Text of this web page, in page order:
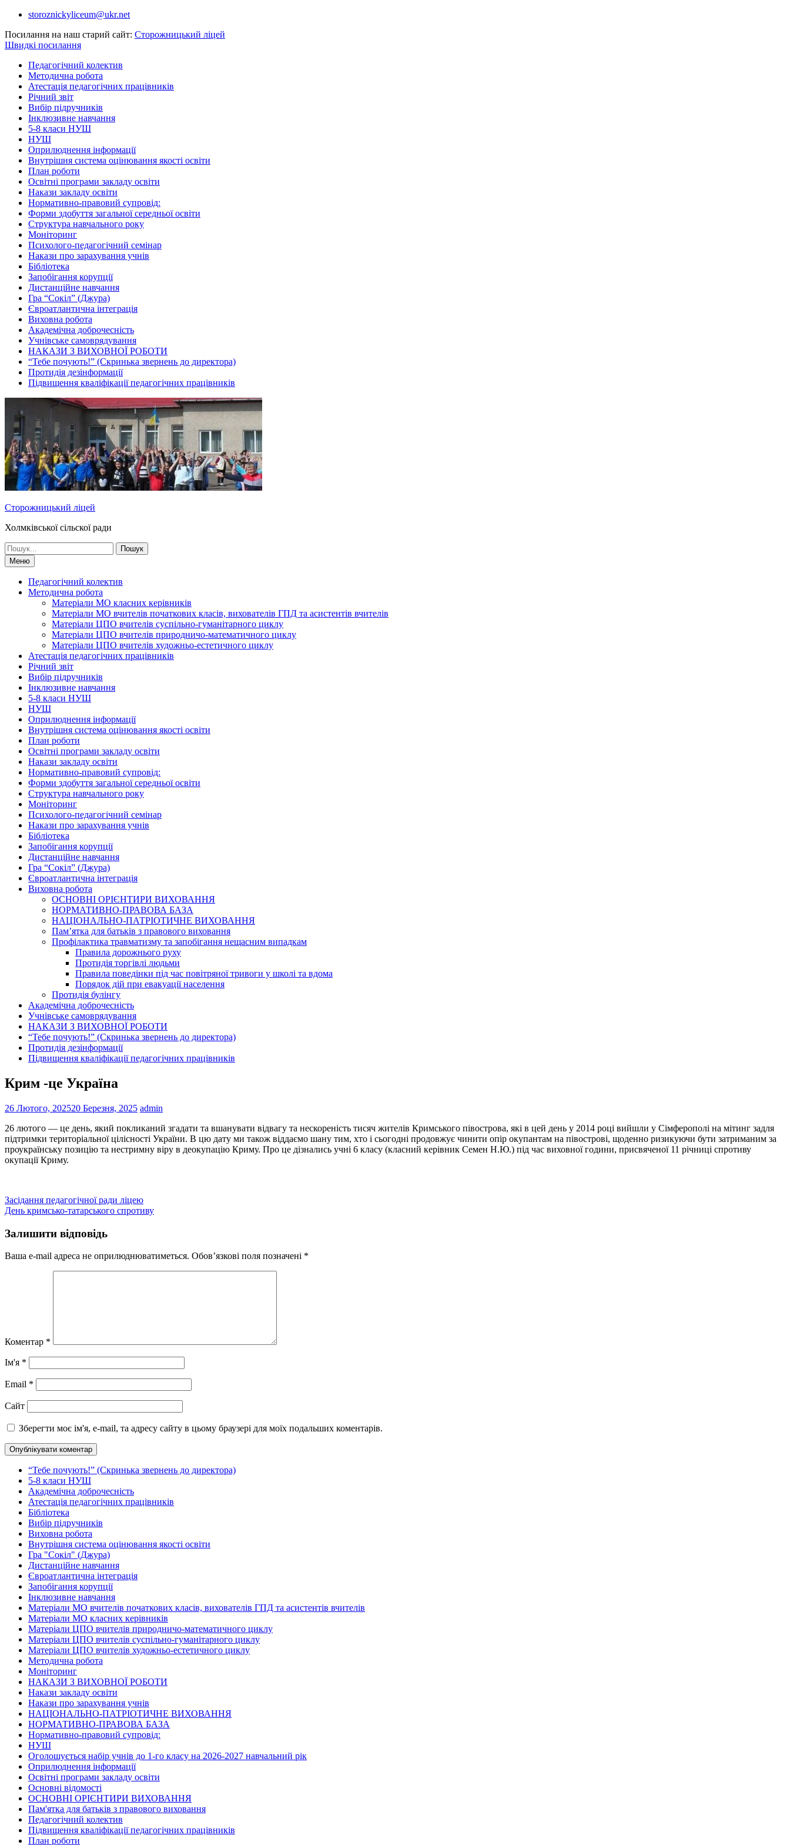
Перейти
вмісту
storoznickyliceum@ukr.net
Посилання на наш старий сайт: Сторожницький ліцей
Швидкі посилання
Педагогічний колектив
Методична робота
Атестація педагогічних працівників
Річний звіт
Вибір підручників
Інклюзивне навчання
5-8 класи НУШ
НУШ
Оприлюднення інформації
Внутрішня система оцінювання якості освіти
План роботи
Освітні програми закладу освіти
Накази закладу освіти
Нормативно-правовий супровід:
Форми здобуття загальної середньої освіти
Структура навчального року
Моніторинг
Психолого-педагогічний семінар
Накази про зарахування учнів
Бібліотека
Запобігання корупції
Дистанційне навчання
Гра “Сокіл” (Джура)
Євроатлантична інтеграція
Виховна робота
Академічна доброчесність
Учнівське самоврядування
НАКАЗИ З ВИХОВНОЇ РОБОТИ
“Тебе почують!” (Скринька звернень до директора)
Протидія дезінформації
Підвищення кваліфікації педагогічних працівників
Сторожницький ліцей
Холмківської сільскої ради
Шукати:
Меню
Педагогічний колектив
Методична робота
Матеріали МО класних керівників
Матеріали МО вчителів початкових класів, вихователів ГПД та асистентів вчителів
Матеріали ЦПО вчителів суспільно-гуманітарного циклу
Матеріали ЦПО вчителів природничо-математичного циклу
Матеріали ЦПО вчителів художньо-естетичного циклу
Атестація педагогічних працівників
Річний звіт
Вибір підручників
Інклюзивне навчання
5-8 класи НУШ
НУШ
Оприлюднення інформації
Внутрішня система оцінювання якості освіти
План роботи
Освітні програми закладу освіти
Накази закладу освіти
Нормативно-правовий супровід:
Форми здобуття загальної середньої освіти
Структура навчального року
Моніторинг
Психолого-педагогічний семінар
Накази про зарахування учнів
Бібліотека
Запобігання корупції
Дистанційне навчання
Гра “Сокіл” (Джура)
Євроатлантична інтеграція
Виховна робота
ОСНОВНІ ОРІЄНТИРИ ВИХОВАННЯ
НОРМАТИВНО-ПРАВОВА БАЗА
НАЦІОНАЛЬНО-ПАТРІОТИЧНЕ ВИХОВАННЯ
Пам’ятка для батьків з правового виховання
Профілактика травматизму та запобігання нещасним випадкам
Правила дорожнього руху
Протидія торгівлі людьми
Правила поведінки під час повітряної тривоги у школі та вдома
Порядок дій при евакуації населення
Протидія булінгу
Академічна доброчесність
Учнівське самоврядування
НАКАЗИ З ВИХОВНОЇ РОБОТИ
“Тебе почують!” (Скринька звернень до директора)
Протидія дезінформації
Підвищення кваліфікації педагогічних працівників
Крим -це Україна
26 Лютого, 202520 Березня, 2025 admin
26 лютого — це день, який покликаний згадати та вшанувати відвагу та нескореність тисяч жителів Кримського півострова, які в цей день у 2014 році вийшли у Сімферополі на мітинг задля
підтримки територіальної цілісності України. В цю дату ми також віддаємо шану тим, хто і сьогодні продовжує чинити опір окупантам на півострові, щоденно ризикуючи бути затриманим за
проукраїнську позицію та нестримну віру в деокупацію Криму. Про це дізнались учні 6 класу (класний керівник Семен Н.Ю.) під час виховної години, присвяченої 11 річниці спротиву
окупації Криму.
Навігація
записів
Засідання педагогічної ради ліцею
День кримсько-татарського спротиву
Залишити відповідь
Ваша e-mail адреса не оприлюднюватиметься. Обов’язкові поля позначені *
Коментар *
Ім'я *
Email *
Сайт
Зберегти моє ім'я, e-mail, та адресу сайту в цьому браузері для моїх подальших коментарів.
“Тебе почують!” (Скринька звернень до директора)
5-8 класи НУШ
Академічна доброчесність
Атестація педагогічних працівників
Бібліотека
Вибір підручників
Виховна робота
Внутрішня система оцінювання якості освіти
Гра "Сокіл" (Джура)
Дистанційне навчання
Євроатлантична інтеграція
Запобігання корупції
Інклюзивне навчання
Матеріали МО вчителів початкових класів, вихователів ГПД та асистентів вчителів
Матеріали МО класних керівників
Матеріали ЦПО вчителів природничо-математичного циклу
Матеріали ЦПО вчителів суспільно-гуманітарного циклу
Матеріали ЦПО вчителів художньо-естетичного циклу
Методична робота
Моніторинг
НАКАЗИ З ВИХОВНОЇ РОБОТИ
Накази закладу освіти
Накази про зарахування учнів
НАЦІОНАЛЬНО-ПАТРІОТИЧНЕ ВИХОВАННЯ
НОРМАТИВНО-ПРАВОВА БАЗА
Нормативно-правовий супровід:
НУШ
Оголошується набір учнів до 1-го класу на 2026-2027 навчальний рік
Оприлюднення інформації
Освітні програми закладу освіти
Основні відомості
ОСНОВНІ ОРІЄНТИРИ ВИХОВАННЯ
Пам'ятка для батьків з правового виховання
Педагогічний колектив
Підвищення кваліфікації педагогічних працівників
План роботи